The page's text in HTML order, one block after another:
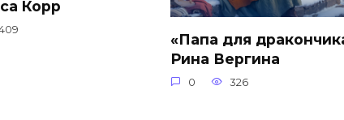
Корр
«Папа для
Рина Вергина
0 326